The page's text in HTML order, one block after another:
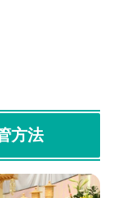
方法